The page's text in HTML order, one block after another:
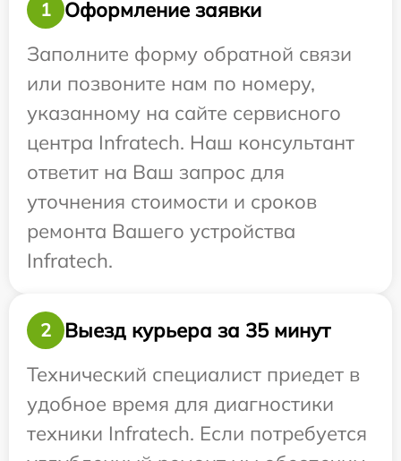
1
Оформление заявки
Заполните форму обратной связи
или позвоните нам по номеру,
указанному на сайте сервисного
центра Infratech. Наш консультант
ответит на Ваш запрос для
уточнения стоимости и сроков
ремонта Вашего устройства
Infratech.
2
Выезд курьера за 35 минут
Технический специалист приедет в
удобное время для диагностики
техники Infratech. Если потребуется